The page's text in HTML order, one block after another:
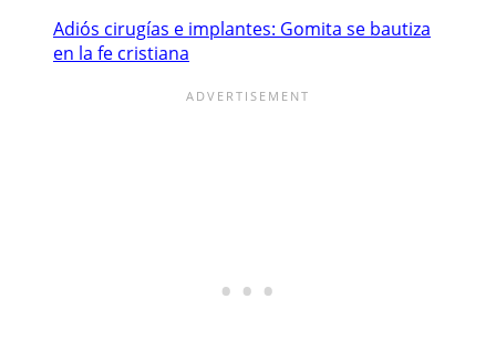
Adiós cirugías e implantes: Gomita se bautiza
en la fe cristiana